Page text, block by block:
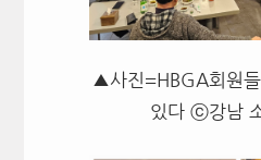
▲사진=HBGA회원
있다 ⓒ강남